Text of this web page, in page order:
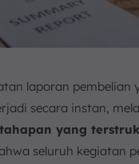
laporan pembelian
secara instan,
yang
seluruh kegiatan